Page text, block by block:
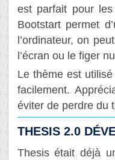
est parfait pour
Bootstart permet
l’ordinateur, on
l’écran ou le figer
Le thème est
facilement.
éviter de perdre du
THESIS 2.0
Thesis était déjà